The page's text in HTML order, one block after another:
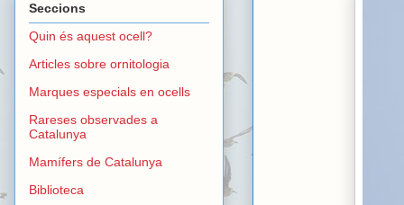
Seccions
Quin és aquest ocell?
Articles sobre ornitologia
Marques especials en ocells
Rareses observades a
Catalunya
Mamífers de Catalunya
Biblioteca